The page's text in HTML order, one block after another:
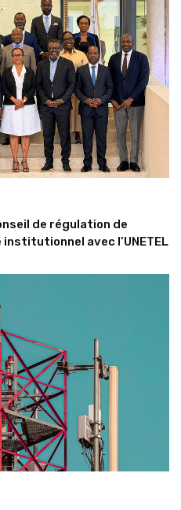
de régulation de
institutionnel avec l’UNETEL